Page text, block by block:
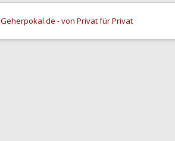
Geherpokal.de - von Privat für Privat